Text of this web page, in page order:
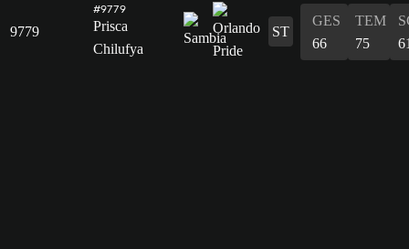
9779
#9779
Prisca
Chilufya
ST
GES
66
TEM
75